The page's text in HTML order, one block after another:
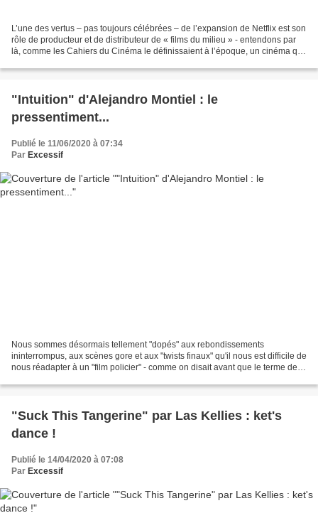
L’une des vertus – pas toujours célébrées – de l’expansion de Netflix est son
rôle de producteur et de distributeur de « films du milieu » - entendons par
là, comme les Cahiers du Cinéma le définissaient à l’époque, un cinéma qui
"Intuition" d'Alejandro Montiel : le
pressentiment...
Publié le 11/06/2020 à 07:34
Par Excessif
Nous sommes désormais tellement "dopés" aux rebondissements
ininterrompus, aux scènes gore et aux "twists finaux" qu'il nous est difficile de
nous réadapter à un "film policier" - comme on disait avant que le terme de
"Suck This Tangerine" par Las Kellies : ket's
dance !
Publié le 14/04/2020 à 07:08
Par Excessif